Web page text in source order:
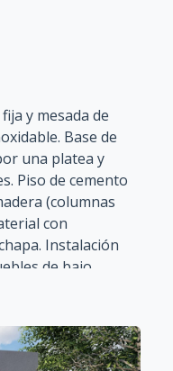
y mesada de
Base de
una platea y
Piso de cemento
(columnas
con
Instalación
de bajo